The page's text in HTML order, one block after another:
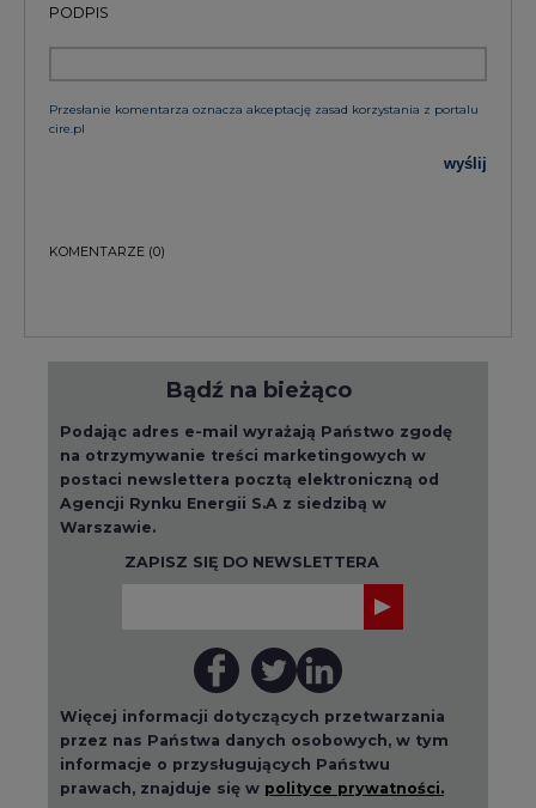
PODPIS
Przesłanie komentarza oznacza akceptację zasad korzystania z portalu
cire.pl
wyślij
KOMENTARZE (0)
Bądź na bieżąco
Podając adres e-mail wyrażają Państwo zgodę
na otrzymywanie treści marketingowych w
postaci newslettera pocztą elektroniczną od
Agencji Rynku Energii S.A z siedzibą w
Warszawie.
ZAPISZ SIĘ DO NEWSLETTERA
Więcej informacji dotyczących przetwarzania
przez nas Państwa danych osobowych, w tym
informacje o przysługujących Państwu
prawach, znajduje się w polityce prywatności.